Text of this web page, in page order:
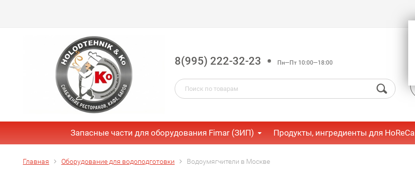
8(995) 222-32-23 Пн—Пт 10:00—18:00
Запасные части для оборудования Fimar (ЗИП) Продукты, ингредиенты для HoReCa
Главная Оборудование для водоподготовки Водоумягчители в Москве